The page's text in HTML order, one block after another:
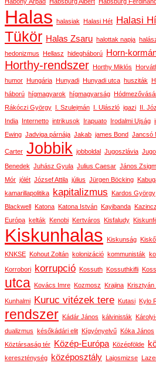
Halas halasiak Halasi Hét Halasi
Tükör Halas Zsaru halottak napja
hedonizmus Hellasz hidegháború Horn-
Horthy-rendszer Horthy Miklós
humor Hungária Hunyadi Hunyadi utca husziták
háború hígmagyarok hígmagyarság
Rákóczi György I. Szulejmán I. Ulászló igazi II.
India Internetto intrikusok Irapuato Irodalmi Ujság
Ewing Jadviga párnája Jakab james Bond Jancsó
Carter Jobbik jobboldal Jugoszlávia
Benedek Juhász Gyula Julius Caesar János
Mór jólét József Attila július Jürgen Böcking
kamarillapolitika kapitalizmus Kardos György
Blackwell Katona Katona István Kayibanda
Európa kelták Kenobi Kertváros Kisfaludy
Kiskunhalas Kiskunság
KNKSE Kohout Zoltán kolonizáció kommunisták
Korrobori korrupció Kossuth Kossuthkifli
utca Kovács Imre Kozmosz Krajina Krisztyán
Kunhalmi Kuruc vitézek tere Kutasi Kylo
rendszer Kádár János kálvinisták
dualizmus későkádári elit Kígyónyelvű Kóka János
Köztársaság tér
Közép-Európa Középfölde
kereszténység
középosztály Lajosmizse